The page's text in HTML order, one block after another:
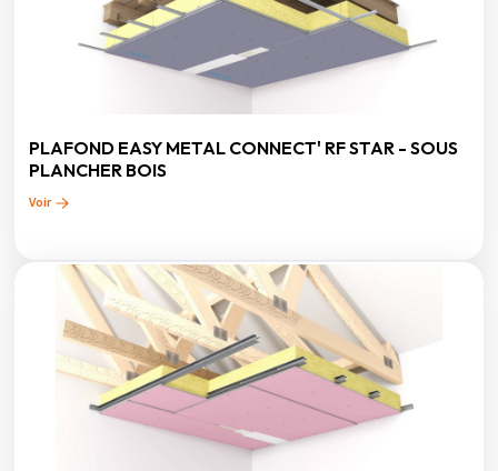
PLAFOND EASY METAL CONNECT' RF STAR - SOUS
PLANCHER BOIS
Voir